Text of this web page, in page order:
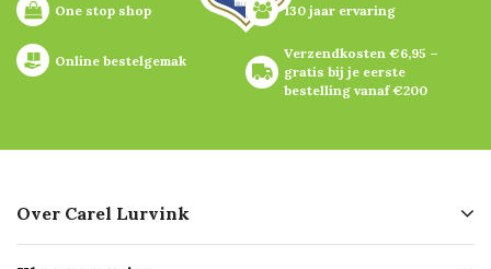
One stop shop 130 jaar ervaring
Online bestelgemak
Verzendkosten €6,95 –
gratis bij je eerste
bestelling vanaf €200
Over Carel Lurvink